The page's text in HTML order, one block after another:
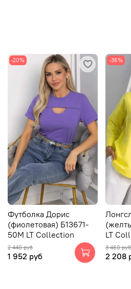
-20%
Футболка Дорис
(фиолетовая) Б13671-
50М LT Collection
2 440 руб
1 952 руб
-36%
LT
3 460 руб
2 208